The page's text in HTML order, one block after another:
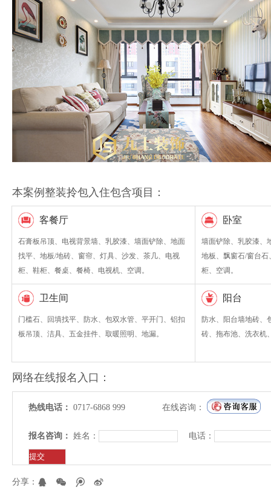
本案例整装拎包入住包含项目：
客餐厅
石膏板吊顶、电视背景墙、乳胶漆、墙面铲除、地面
找平、地板/地砖、窗帘、灯具、沙发、茶几、电视
柜、鞋柜、餐桌、餐椅、电视机、空调。
卧室
墙面铲除、乳胶漆、
地板、飘窗石/窗台
柜、空调。
卫生间
门槛石、回填找平、防水、包双水管、平开门、铝扣
板吊顶、洁具、五金挂件、取暖照明、地漏。
阳台
防水、阳台墙地砖、
砖、拖布池、洗衣机
网络在线报名入口：
热线电话： 0717-6868 999 在线咨询：
报名咨询： 姓名： 电话：
分享：